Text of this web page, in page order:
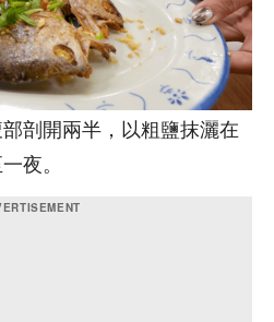
剖開兩半，以粗鹽抹灑在
夜。